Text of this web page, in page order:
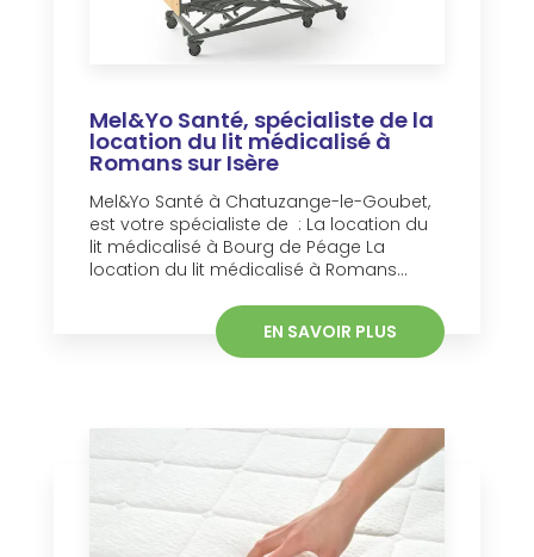
Mel&Yo Santé, spécialiste de la
location du lit médicalisé à
Romans sur Isère
Mel&Yo Santé à Chatuzange-le-Goubet,
est votre spécialiste de : La location du
lit médicalisé à Bourg de Péage La
location du lit médicalisé à Romans...
EN SAVOIR PLUS